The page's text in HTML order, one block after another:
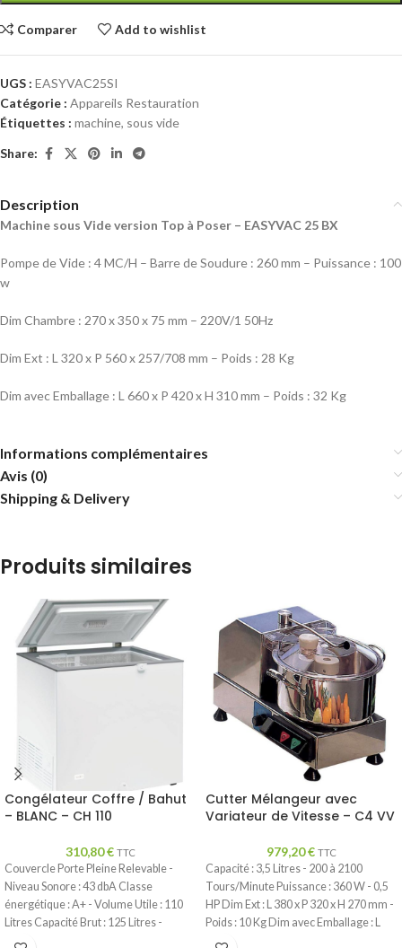
Comparer Add to wishlist
UGS : EASYVAC25SI
Catégorie : Appareils Restauration
Étiquettes : machine, sous vide
Share:
Description
Machine sous Vide version Top à Poser – EASYVAC 25 BX
Pompe de Vide : 4 MC/H – Barre de Soudure : 260 mm – Puissance : 100
w
Dim Chambre : 270 x 350 x 75 mm – 220V/1 50Hz
Dim Ext : L 320 x P 560 x 257/708 mm – Poids : 28 Kg
Dim avec Emballage : L 660 x P 420 x H 310 mm – Poids : 32 Kg
Informations complémentaires
Avis (0)
Shipping & Delivery
Produits similaires
Congélateur Coffre / Bahut
– BLANC – CH 110
310,80€ TTC
Couvercle Porte Pleine Relevable -
Niveau Sonore : 43 dbA Classe
énergétique : A+ - Volume Utile : 110
Litres Capacité Brut : 125 Litres -
Puissance : 73 w - 220-240V/50 Hz
Cutter Mélangeur avec
Variateur de Vitesse – C4 VV
979,20€ TTC
Capacité : 3,5 Litres - 200 à 2100
Tours/Minute Puissance : 360 W - 0,5
HP Dim Ext : L 380 x P 320 x H 270 mm -
Poids : 10 Kg Dim avec Emballage : L
450 x P 330 x H 310 mm - 11 Kg